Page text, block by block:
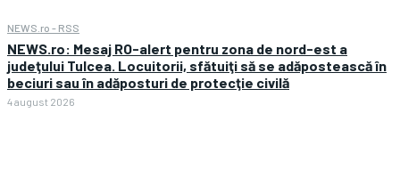
NEWS.ro - RSS
NEWS.ro: Mesaj RO-alert pentru zona de nord-est a
judeţului Tulcea. Locuitorii, sfătuiţi să se adăpostească în
beciuri sau în adăposturi de protecţie civilă
4 august 2026